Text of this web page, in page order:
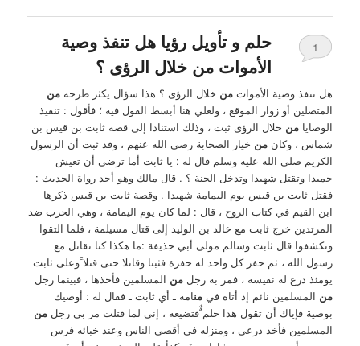
حلم و تأويل رؤيا هل تنفذ وصية
الأموات من خلال الرؤى ؟
1
هل تنفذ وصية الأمواتمن خلال الرؤى ؟ هذا سؤال يكثر طرحهمن
المتصلين أو زوار الموقع ، ولعلي هنا أبسط القول فيه ؛ فأقول : تنفيذ
الوصايامن خلال الرؤى ثبت ، وذلك استنادا إلى قصة ثابت بن قيس بن
شماس ، وكانمن خيار الصحابة رضي الله عنهم ، وقد ثبت أن الرسول
الكريم صلى الله عليه وسلم قال له : يا ثابت أما ترضى أن تعيش
حميدا وتقتل شهيدا وتدخل الجنة ؟ . قال مالك وهو أحد رواة الحديث :
فقتل ثابت بن قيس يوم اليمامة شهيدا . وقصة ثابت بن قيس ذكرها
ابن القيم في كتاب الروح ، قال : لما كان يوم اليمامة ، وهي الحرب ضد
المرتدين خرج ثابت مع خالد بن الوليد إلى قتال مسيلمة ، فلما التقوا
وتكشفوا قال ثابت وسالم مولى أبي حذيفة :ما هكذا كنا نقاتل مع
رسول الله ، ثم حفر كل واحد له حفرة فثبتا وقاتلا حتى قتلا ََوعلى ثابت
يومئذ درع له نفيسة ، فمر به رجلمن المسلمين فأخذها ، فبينما رجل
من المسلمين نائم إذ أتاه فيمنامه ـ أي ثابت ـ فقال له : أوصيك
بوصية فإياك أن تقول هذا حلم ٌٌفتضيعه ، إني لما قتلت مر بي رجلمن
المسلمين فأخذ درعي ، ومنزله في أقصى الناس وعند خبائه فرس